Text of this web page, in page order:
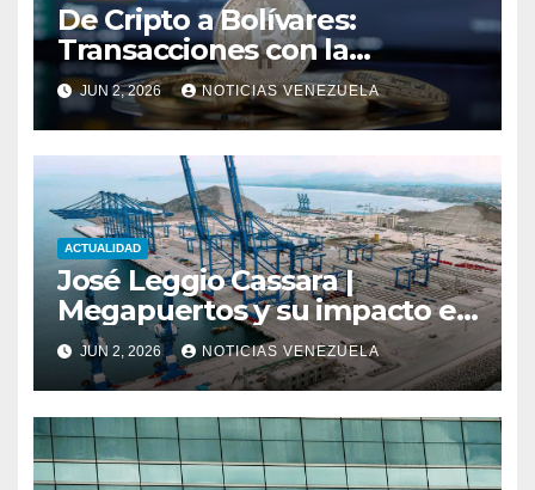
De Cripto a Bolívares:
Transacciones con la
Tecnología de
Bancaamigable
JUN 2, 2026 NOTICIAS VENEZUELA
ACTUALIDAD
José Leggio Cassara |
Megapuertos y su impacto en
el turismo y el comercio
global
JUN 2, 2026 NOTICIAS VENEZUELA